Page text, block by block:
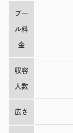
プー
ル料
金
収容
人数
広さ